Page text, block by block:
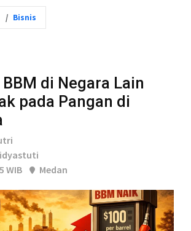
Bisnis
di Negara Lain
pada Pangan di
WIB
Medan